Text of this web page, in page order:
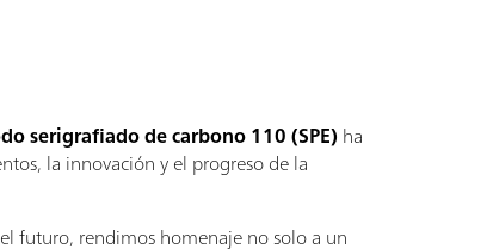
serigrafiado de carbono 110 (SPE) ha
la innovación y el progreso de la
futuro, rendimos homenaje no solo a un